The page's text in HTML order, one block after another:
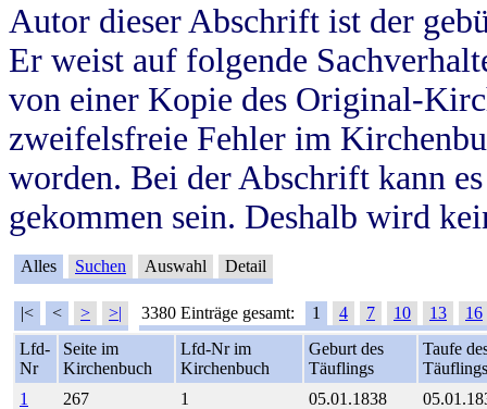
Autor dieser Abschrift ist der
Er weist auf folgende
von einer Kopie des Original-
zweifelsfreie Fehler im
worden. Bei der Abschrift kann
gekommen sein. Deshalb wird
Alles Suchen Auswahl Detail
|< < > >| 3380 Einträge gesamt: 1 4 7 10 13
16
Lfd-
Nr
Seite im
Kirchenbuch
Lfd-Nr im
Kirchenbuch
Geburt des
Täuflings
Taufe
Täuflings
1
267 1 05.01.1838